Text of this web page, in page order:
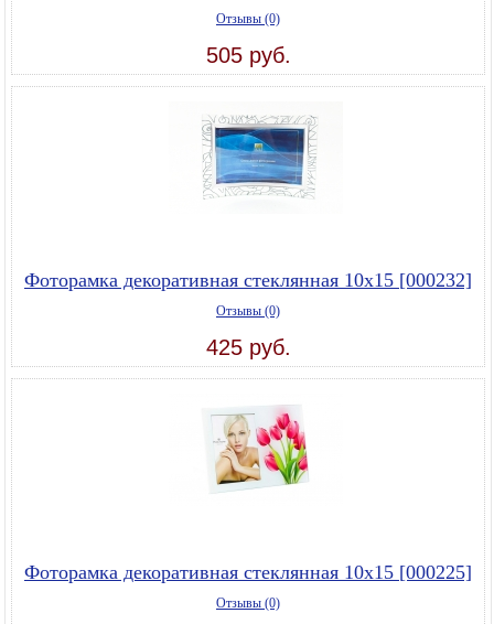
Отзывы (0)
505 руб.
Фоторамка декоративная стеклянная 10х15 [000232]
Отзывы (0)
425 руб.
Фоторамка декоративная стеклянная 10х15 [000225]
Отзывы (0)